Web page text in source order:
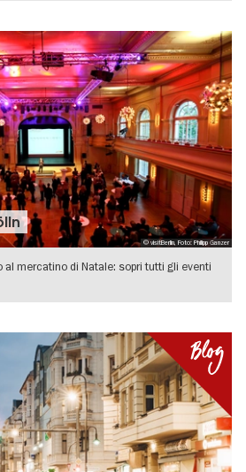
© visitBerlin, Foto: Philipp Ganzer
al mercatino di Natale: sopri tutti gli eventi